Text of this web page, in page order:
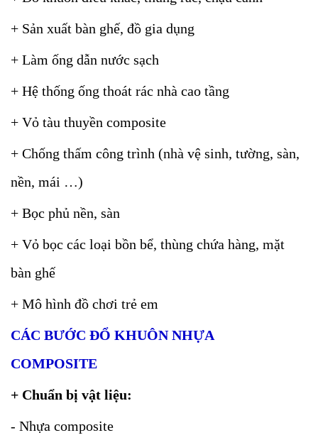
+ Sản xuất bàn ghế, đồ gia dụng
+ Làm ống dẫn nước sạch
+ Hệ thống ống thoát rác nhà cao tầng
+ Vỏ tàu thuyền composite
+ Chống thấm công trình (nhà vệ sinh, tường, sàn,
nền, mái …)
+ Bọc phủ nền, sàn
+ Vỏ bọc các loại bồn bể, thùng chứa hàng, mặt
bàn ghế
+ Mô hình đồ chơi trẻ em
CÁC BƯỚC ĐỔ KHUÔN NHỰA
COMPOSITE
+ Chuẩn bị vật liệu:
- Nhựa composite